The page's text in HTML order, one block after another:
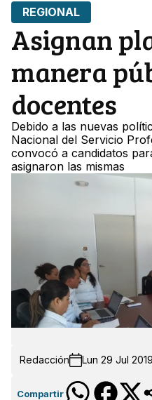
REGIONAL
Asignan
manera
docentes
Debido a las nuevas
Nacional del Servicio
convocó a candidatos
asignaron las mismas
Redacción Lun 29 Jul
Compartir